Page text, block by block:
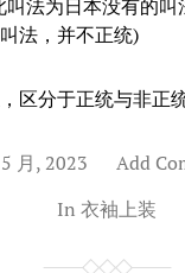
法为日本没有的
法，并不正统)
区分于正统与非正统
月, 2023
Add
In 衣袖上装